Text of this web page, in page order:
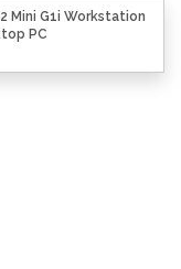
Mini G1i Workstation
PC